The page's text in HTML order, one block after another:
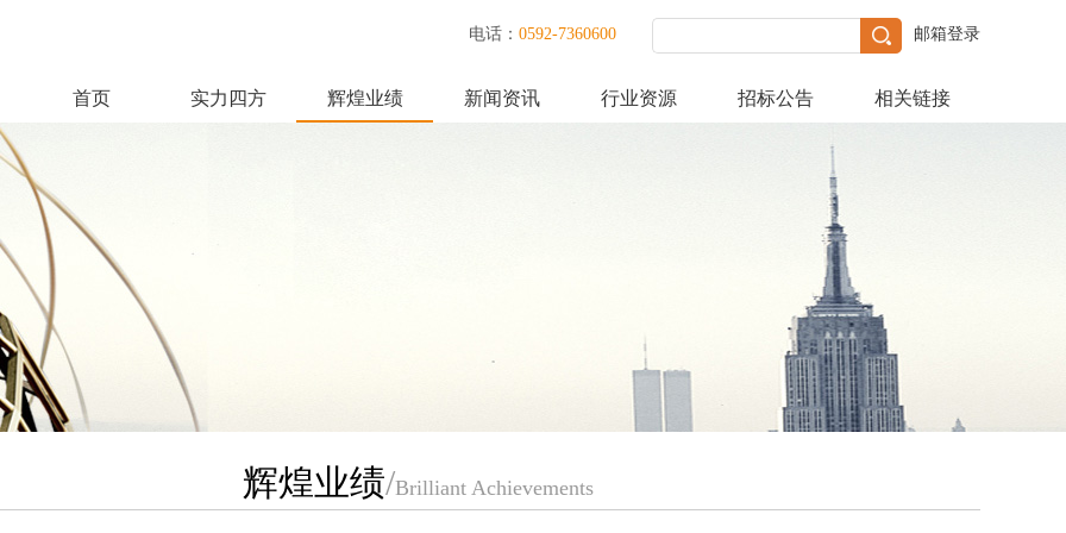
邮箱登录
电话： 0592-7360600
首页 实力四方 辉煌业绩 新闻资讯 行业资源 招标公告 相关链接
辉煌业绩/Brilliant Achievements